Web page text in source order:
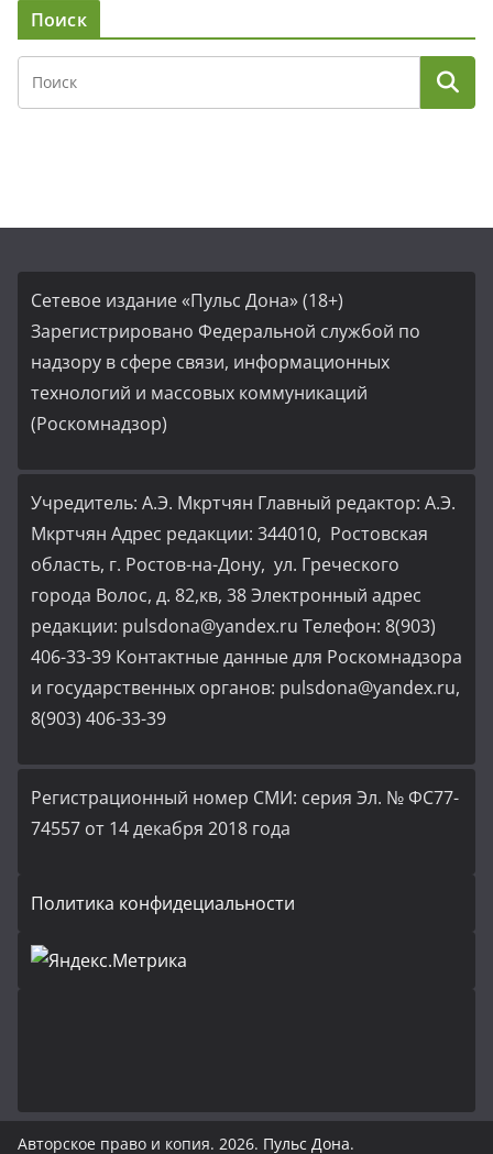
Поиск
Сетевое издание «Пульс Дона» (18+)
Зарегистрировано Федеральной службой по
надзору в сфере связи, информационных
технологий и массовых коммуникаций
(Роскомнадзор)
Учредитель: А.Э. Мкртчян Главный редактор: А.Э.
Мкртчян Адрес редакции: 344010, Ростовская
область, г. Ростов-на-Дону, ул. Греческого
города Волос, д. 82,кв, 38 Электронный адрес
редакции: pulsdona@yandex.ru Телефон: 8(903)
406-33-39 Контактные данные для Роскомнадзора
и государственных органов: pulsdona@yandex.ru,
8(903) 406-33-39
Регистрационный номер СМИ: серия Эл. № ФС77-
74557 от 14 декабря 2018 года
Политика конфидециальности
Авторское право и копия. 2026. Пульс Дона.